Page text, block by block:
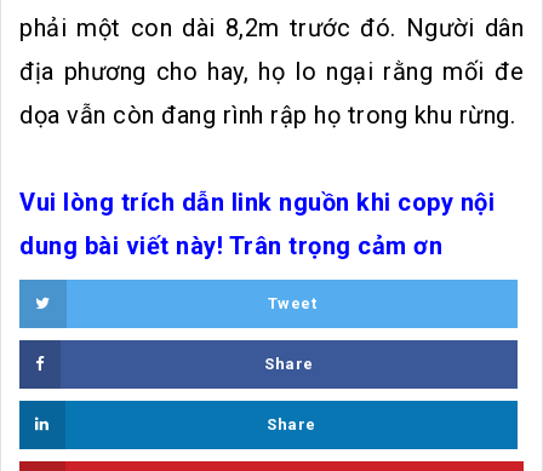
phải một con dài 8,2m trước đó. Người dân
địa phương cho hay, họ lo ngại rằng mối đe
dọa vẫn còn đang rình rập họ trong khu rừng.
Vui lòng trích dẫn link nguồn khi copy nội
dung bài viết này! Trân trọng cảm ơn
Tweet
Share
Share